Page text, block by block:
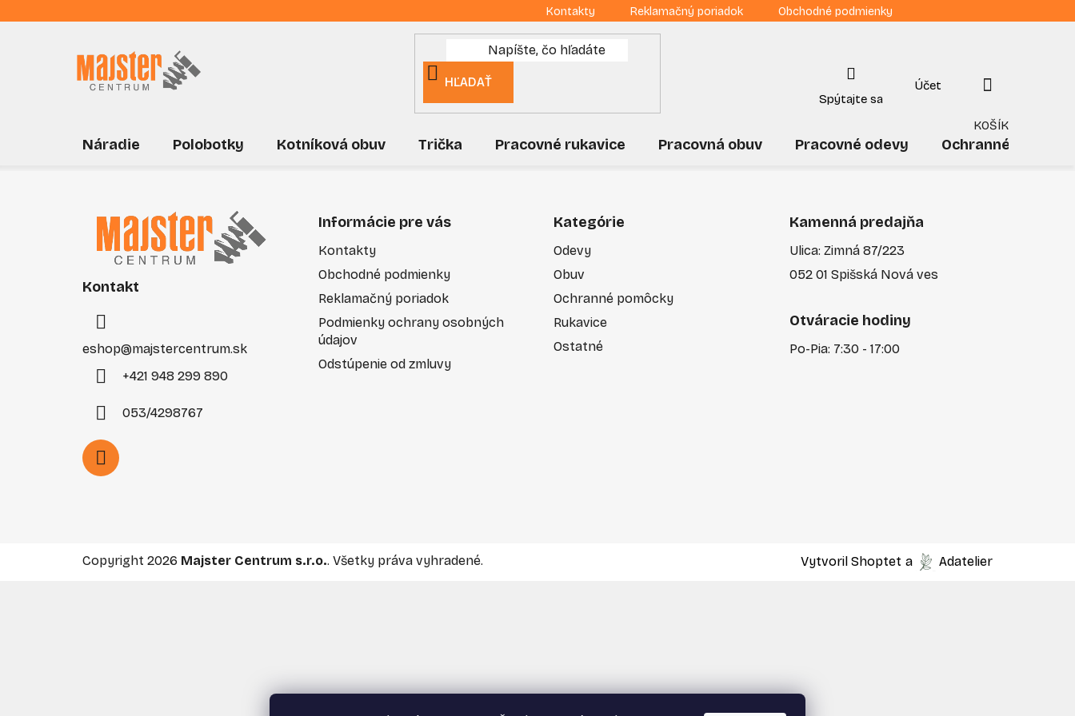
na
Kontakty Reklamačný poriadok Obchodné podmienky
HĽADAŤ
NÁKUPNÝ
KOŠÍK
Náradie Polobotky Kotníková obuv Trička Pracovné rukavice Pracovná obuv Pracovné odevy Ochranné
Kontakt
eshop@majstercentrum.sk
+421 948 299 890
053/4298767
Informácie pre vás
Kontakty
Obchodné podmienky
Reklamačný poriadok
Podmienky ochrany osobných
údajov
Odstúpenie od zmluvy
Kategórie
Odevy
Obuv
Ochranné pomôcky
Rukavice
Ostatné
Kamenná predajňa
Ulica: Zimná 87/223
052 01 Spišská Nová ves
Otváracie hodiny
Po-Pia: 7:30 - 17:00
Vytvoril Shoptet a Adatelier
Copyright 2026 Majster Centrum s.r.o.. Všetky práva vyhradené.